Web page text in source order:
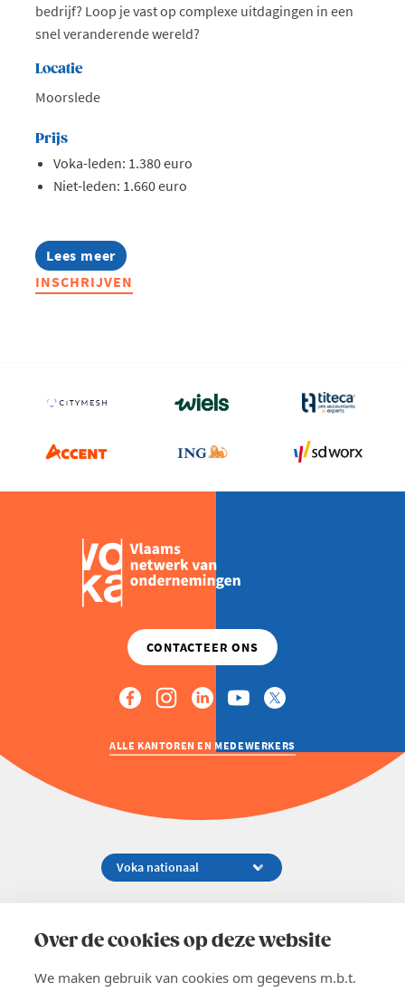
Over de cookies op deze website
We maken gebruik van cookies om gegevens m.b.t.
bedrijf? Loop je vast op complexe uitdagingen in een
snel veranderende wereld?
Locatie
Moorslede
Prijs
Voka-leden: 1.380 euro
Niet-leden: 1.660 euro
Lees meer
about
Lerend
Netwerk
INSCHRIJVEN
ALLE KANTOREN EN MEDEWERKERS
02 229 81 11